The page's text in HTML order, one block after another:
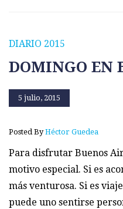
DIARIO 2015
DOMINGO EN
5 julio, 2015
Posted ByHéctor Guedea
Para disfrutar Buenos
motivo especial. Si es
más venturosa. Si es
puede uno sentirse